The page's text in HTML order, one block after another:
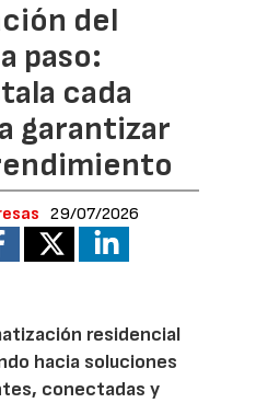
del
paso:
cada
garantizar
29/07/2026
residencial
hacia soluciones
conectadas y